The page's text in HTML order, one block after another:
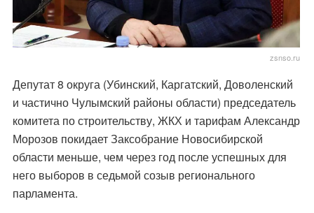
zsnso.ru
Депутат 8 округа (Убинский, Каргатский, Доволенский
и частично Чулымский районы области) председатель
комитета по строительству, ЖКХ и тарифам Александр
Морозов покидает Заксобрание Новосибирской
области меньше, чем через год после успешных для
него выборов в седьмой созыв регионального
парламента.